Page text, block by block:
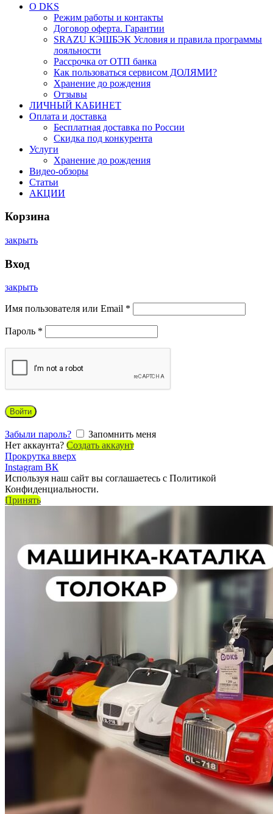
О DKS
Режим работы и контакты
Договор оферта. Гарантии
SRAZU КЭШБЭК Условия и правила программы
лояльности
Рассрочка от ОТП банка
Как пользоваться сервисом ДОЛЯМИ?
Хранение до рождения
Отзывы
ЛИЧНЫЙ КАБИНЕТ
Оплата и доставка
Бесплатная доставка по России
Скидка под конкурента
Услуги
Хранение до рождения
Видео-обзоры
Статьи
АКЦИИ
Корзина
закрыть
Вход
закрыть
Имя пользователя или Email *
Пароль *
Войти
Забыли пароль?
Запомнить меня
Нет аккаунта? Создать аккаунт
Прокрутка вверх
Instagram ВК
Используя наш сайт вы соглашаетесь с Политикой
Конфиденциальности.
Принять